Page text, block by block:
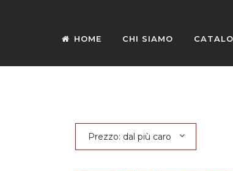
HOME CHI SIAMO
Prezzo: dal più caro